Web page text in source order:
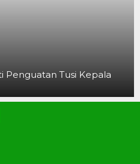
Penguatan Tusi Kepala